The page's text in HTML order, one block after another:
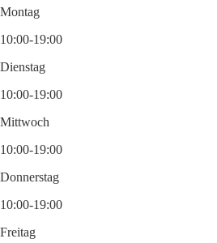
Montag
10:00-19:00
Dienstag
10:00-19:00
Mittwoch
10:00-19:00
Donnerstag
10:00-19:00
Freitag